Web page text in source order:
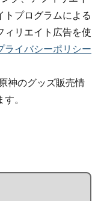
トプログラムによる
ィリエイト広告を使
ライバシーポリシー
神のグッズ販売情
。